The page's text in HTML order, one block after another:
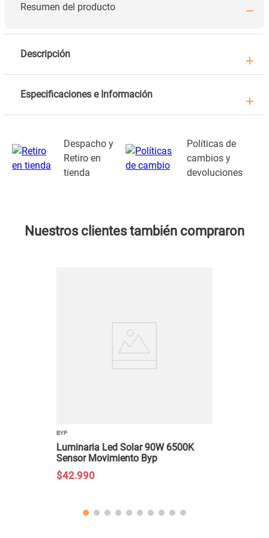
Resumen del producto
Descripción
Especificaciones e Información
Despacho y
Retiro en
tienda
Políticas de
cambios y
devoluciones
Nuestros clientes también compraron
BYP
Luminaria Led Solar 90W 6500K
Sensor Movimiento Byp
$42.990